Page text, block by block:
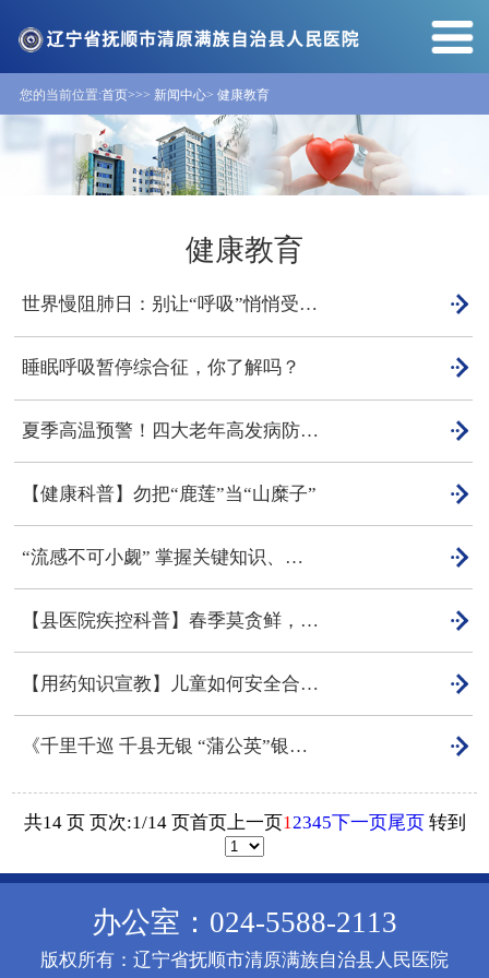
您的当前位置:首页>>> 新闻中心> 健康教育
健康教育

世界慢阻肺日：别让“呼吸”悄悄受限，早筛早治刻不容缓！

睡眠呼吸暂停综合征，你了解吗？

夏季高温预警！四大老年高发病防治指南 ——清原县人民医院内一科暖心提示

【健康科普】勿把“鹿莲”当“山糜子”

“流感不可小觑” 掌握关键知识、守护健康防线

【县医院疾控科普】春季莫贪鲜，预防食用野菜中毒！

【用药知识宣教】儿童如何安全合理用药

《千里千巡 千县无银 “蒲公英”银屑病大型健康科普教育》活动与你相约
共14 页 页次:1/14 页首页上一页 12345下一页 尾页 转到
办公室：024-5588-2113
版权所有：辽宁省抚顺市清原满族自治县人民医院